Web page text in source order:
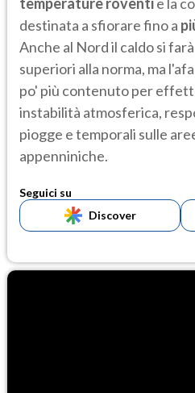
destinata a sfiorare fino a
Anche al Nord il caldo si
superiori alla norma, ma
po' più contenuto per
instabilità atmosferica,
piogge e temporali sulle
appenniniche.
Seguici su
Discover